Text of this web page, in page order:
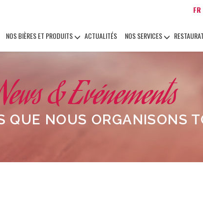
FR
NOS BIÈRES ET PRODUITS ACTUALITÉS NOS SERVICES
& Evénements
QUE NOUS ORGANISONS